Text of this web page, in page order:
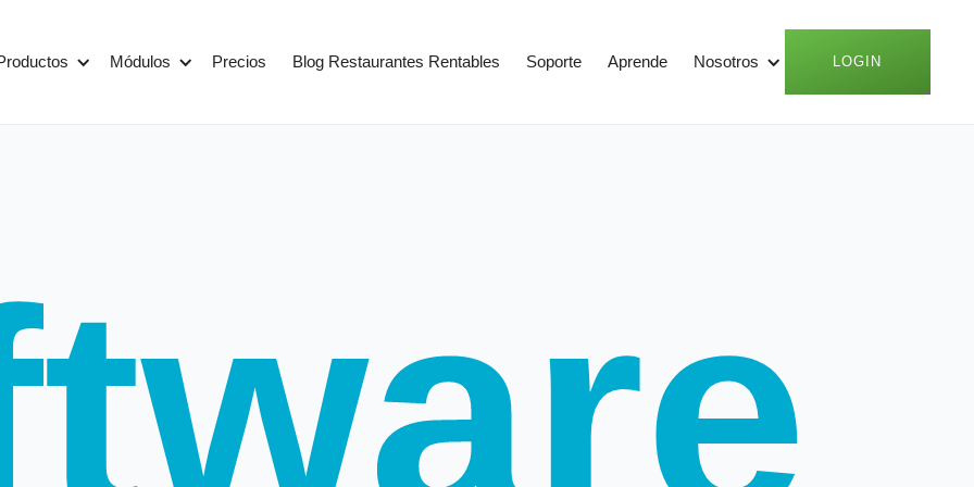
Módulos Precios Blog Restaurantes Rentables Soporte Aprende Nosotros LOGIN